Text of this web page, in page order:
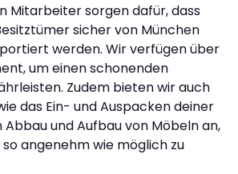
Mitarbeiter sorgen dafür, dass
sicher von München
werden. Wir verfügen über
um einen schonenden
Zudem bieten wir auch
das Ein- und Auspacken deiner
Abbau und Aufbau von Möbeln an,
angenehm wie möglich zu